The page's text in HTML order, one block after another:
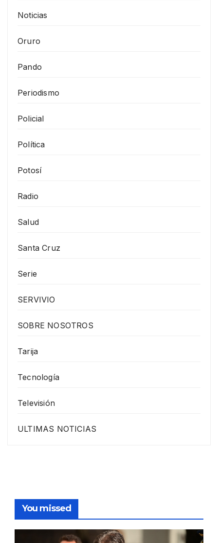
Noticias
Oruro
Pando
Periodismo
Policial
Política
Potosí
Radio
Salud
Santa Cruz
Serie
SERVIVIO
SOBRE NOSOTROS
Tarija
Tecnología
Televisión
ULTIMAS NOTICIAS
You missed